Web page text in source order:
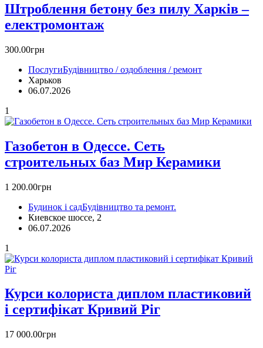
Штроблення бетону без пилу Харків –
електромонтаж
300.00грн
ПослугиБудівництво / оздоблення / ремонт
Харьков
06.07.2026
1
Газобетон в Одессе. Сеть
строительных баз Мир Керамики
1 200.00грн
Будинок і садБудівництво та ремонт.
Киевское шоссе, 2
06.07.2026
1
Курси колориста диплом пластиковий
і сертифікат Кривий Ріг
17 000.00грн